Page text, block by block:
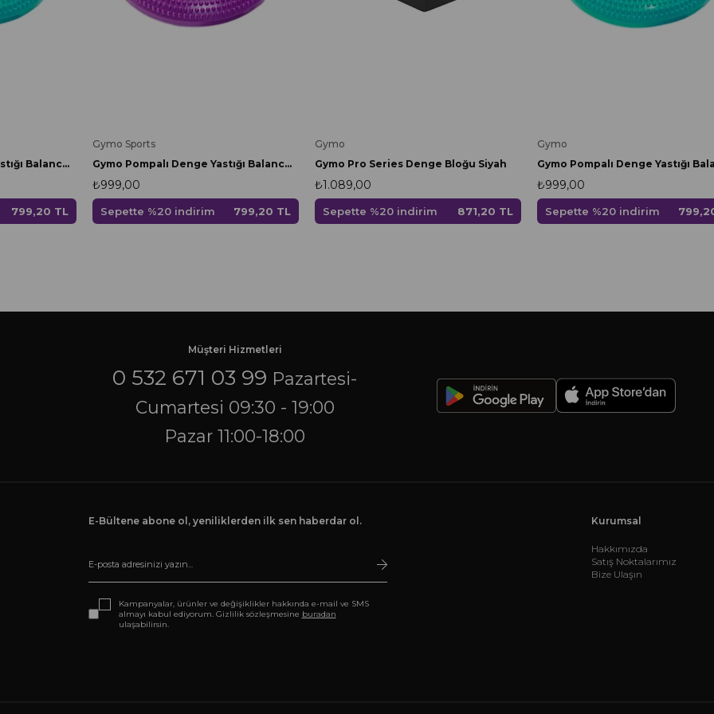
Gymo Pompalı Denge Yastığı Balance Disk Denge Pedi 33cm Nane Yeşili
799,20 TL
Gymo Sports
Gymo Pompalı Denge Yastığı Balance Disk Denge Pedi 33cm Mor
₺999,00
Sepette %20 indirim 799,20 TL
Gymo
Gymo Pro Series Denge Bloğu Siyah
₺1.089,00
Sepette %20 indirim 871,20 TL
Gymo
₺999,00
Sepette %20 indirim
Müşteri Hizmetleri
0 532 671 03 99 Pazartesi-
Cumartesi 09:30 - 19:00
Pazar 11:00-18:00
E-Bültene abone ol, yeniliklerden ilk sen haberdar ol.
Kampanyalar, ürünler ve değişiklikler hakkında e-mail ve SMS
almayı kabul ediyorum. Gizlilik sözleşmesine buradan
ulaşabilirsin.
Kurumsal
Hakkımızda
Satış Noktalarımız
Bize Ulaşın